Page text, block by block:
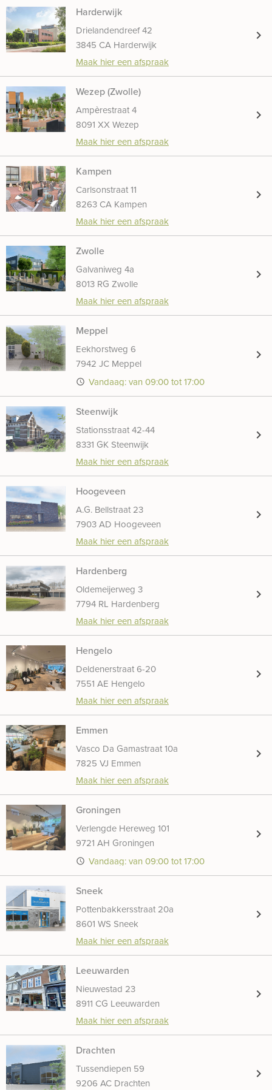
Harderwijk
Drielandendreef 42
3845 CA Harderwijk
Maak hier een afspraak
chevron_right
Wezep (Zwolle)
Ampèrestraat 4
8091 XX Wezep
Maak hier een afspraak
chevron_right
Kampen
Carlsonstraat 11
8263 CA Kampen
Maak hier een afspraak
chevron_right
Zwolle
Galvaniweg 4a
8013 RG Zwolle
Maak hier een afspraak
chevron_right
Meppel
Eekhorstweg 6
7942 JC Meppel
access_time Vandaag: van 09:00 tot 17:00
chevron_right
Steenwijk
Stationsstraat 42-44
8331 GK Steenwijk
Maak hier een afspraak
chevron_right
Hoogeveen
A.G. Bellstraat 23
7903 AD Hoogeveen
Maak hier een afspraak
chevron_right
Hardenberg
Oldemeijerweg 3
7794 RL Hardenberg
Maak hier een afspraak
chevron_right
Hengelo
Deldenerstraat 6-20
7551 AE Hengelo
Maak hier een afspraak
chevron_right
Emmen
Vasco Da Gamastraat 10a
7825 VJ Emmen
Maak hier een afspraak
chevron_right
Groningen
Verlengde Hereweg 101
9721 AH Groningen
access_time Vandaag: van 09:00 tot 17:00
chevron_right
Sneek
Pottenbakkersstraat 20a
8601 WS Sneek
Maak hier een afspraak
chevron_right
Leeuwarden
Nieuwestad 23
8911 CG Leeuwarden
Maak hier een afspraak
chevron_right
Drachten
Tussendiepen 59
9206 AC Drachten
chevron_right